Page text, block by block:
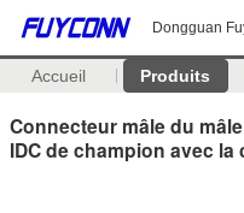
Dongguan
Accueil Produits
Connecteur mâle du
IDC de champion avec